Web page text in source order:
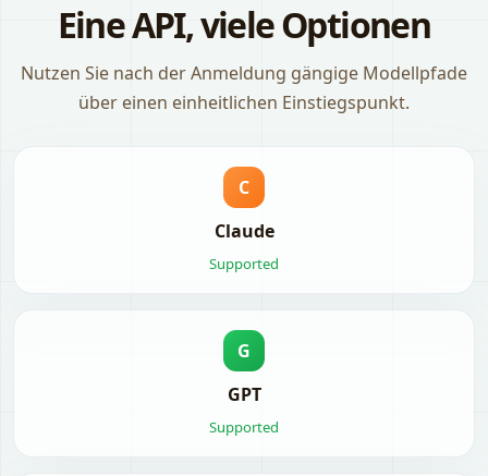
Eine API, viele Optionen
Nutzen Sie nach der Anmeldung gängige Modellpfade
über einen einheitlichen Einstiegspunkt.
C
Claude
Supported
G
GPT
Supported